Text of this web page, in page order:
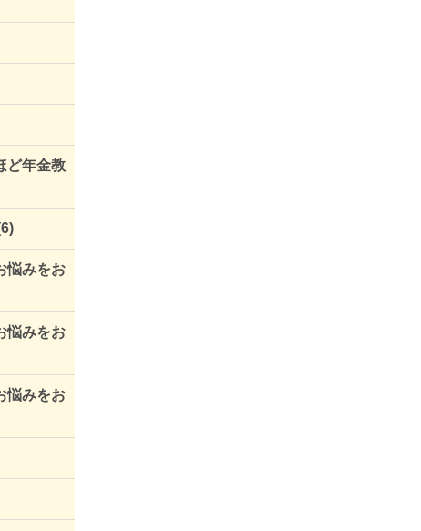
ど年金教
悩みをお
悩みをお
悩みをお